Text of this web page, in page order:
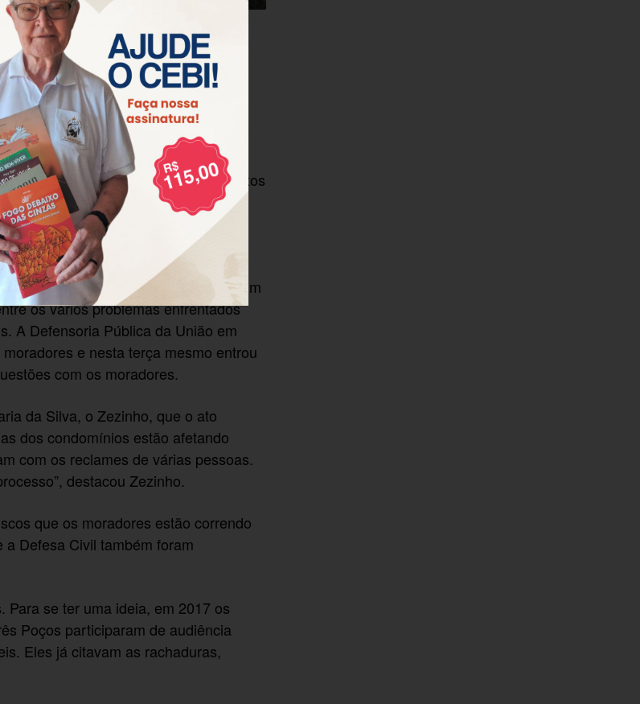
Civil, doMovimento pela Ética na
ao ecumenismo e alunos do Curso
em frente à agência da Caixa
teve como principal objetivo
os defeitos de parte dos apartamentos
Roma, São Sebastião, Santa
do ato, do Condomínio de Três
estão cada vez piores e mesmo assim
os vários problemas enfrentados
A Defensoria Pública da União em
e nesta terça mesmo entrou
com os moradores.
da Silva, o Zezinho, que o ato
dos condomínios estão afetando
com os reclames de várias pessoas.
destacou Zezinho.
que os moradores estão correndo
Defesa Civil também foram
Para se ter uma ideia, em 2017 os
Poços participaram de audiência
Eles já citavam as rachaduras,